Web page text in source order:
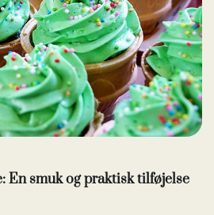
En smuk og praktisk tilføjelse